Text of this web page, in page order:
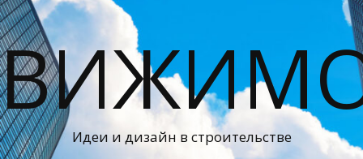
Идеи и дизайн в строительстве